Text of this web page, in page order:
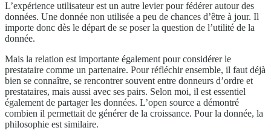
L’expérience utilisateur est un autre levier pour fédérer autour des
données. Une donnée non utilisée a peu de chances d’être à jour. Il
importe donc dès le départ de se poser la question de l’utilité de la
donnée.
Mais la relation est importante également pour considérer le
prestataire comme un partenaire. Pour réfléchir ensemble, il faut déjà
bien se connaître, se rencontrer souvent entre donneurs d’ordre et
prestataires, mais aussi avec ses pairs. Selon moi, il est essentiel
également de partager les données. L’open source a démontré
combien il permettait de générer de la croissance. Pour la donnée, la
philosophie est similaire.